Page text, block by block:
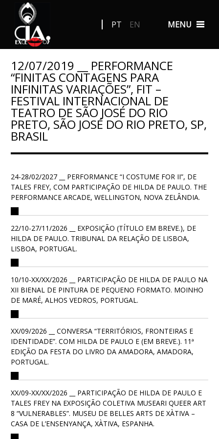
MENU
PT EN
12/07/2019 __ PERFORMANCE
“FINITAS CONTAGENS PARA
INFINITAS VARIAÇÕES”, FIT –
FESTIVAL INTERNACIONAL DE
TEATRO DE SÃO JOSÉ DO RIO
PRETO, SÃO JOSÉ DO RIO PRETO, SP,
BRASIL
24-28/02/2027 __ PERFORMANCE “I COSTUME FOR II”, DE
TALES FREY, COM PARTICIPAÇÃO DE HILDA DE PAULO. THE
PERFORMANCE ARCADE, WELLINGTON, NOVA ZELÂNDIA.
22/10-27/11/2026 __ EXPOSIÇÃO (TÍTULO EM BREVE.), DE
HILDA DE PAULO. TRIBUNAL DA RELAÇÃO DE LISBOA,
LISBOA, PORTUGAL.
10/10-XX/XX/2026 __ PARTICIPAÇÃO DE HILDA DE PAULO NA
XII BIENAL DE PINTURA DE PEQUENO FORMATO. MOINHO
DE MARÉ, ALHOS VEDROS, PORTUGAL.
XX/09/2026 __ CONVERSA “TERRITÓRIOS, FRONTEIRAS E
IDENTIDADE”. COM HILDA DE PAULO E (EM BREVE.). 11ª
EDIÇÃO DA FESTA DO LIVRO DA AMADORA, AMADORA,
PORTUGAL.
XX/09-XX/XX/2026 __ PARTICIPAÇÃO DE HILDA DE PAULO E
TALES FREY NA EXPOSIÇÃO COLETIVA MUSEARI QUEER ART
8 “VULNERABLES”. MUSEU DE BELLES ARTS DE XÀTIVA –
CASA DE L’ENSENYANÇA, XÀTIVA, ESPANHA.